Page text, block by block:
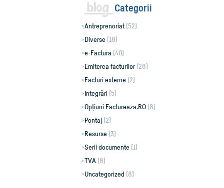
Categorii
Antreprenoriat (52)
Diverse (18)
e-Factura (40)
Emiterea facturilor(28)
Facturi externe (2)
Integrări (5)
Opțiuni Factureaza.RO (8)
Pontaj (2)
Resurse (3)
Serii documente (1)
TVA (8)
Uncategorized (8)